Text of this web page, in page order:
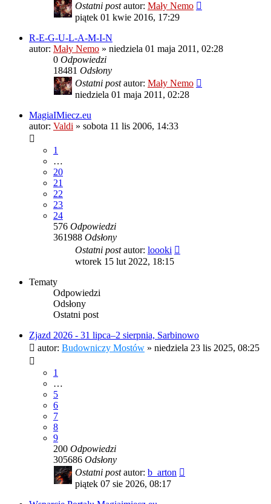
Ostatni postautor: Mały Nemo
piątek 01 kwie 2016, 17:29
R-E-G-U-L-A-M-I-N
autor: Mały Nemo » niedziela 01 maja 2011, 02:28
0 Odpowiedzi
18481 Odsłony
Ostatni postautor: Mały Nemo
niedziela 01 maja 2011, 02:28
MagiaIMiecz.eu
autor: Valdi » sobota 11 lis 2006, 14:33
1
…
20
21
22
23
24
576 Odpowiedzi
361988 Odsłony
Ostatni postautor: loooki
wtorek 15 lut 2022, 18:15
Tematy
Odpowiedzi
Odsłony
Ostatni post
Zjazd 2026 - 31 lipca–2 sierpnia, Sarbinowo
autor: Budowniczy Mostów » niedziela 23 lis 2025, 08:25
1
…
5
6
7
8
9
200 Odpowiedzi
305686 Odsłony
Ostatni postautor: b_arton
piątek 07 sie 2026, 08:17